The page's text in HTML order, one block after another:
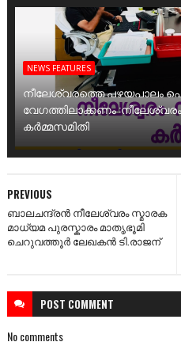
NEWS FEATURES
നീലേശ്വരത്തെ പഴയപാലം
വേഗത്തിലാക്കണം
കർമ്മസമിതി
PREVIOUS
ബാലചന്ദ്രൻ നീലേശ്വരം സ്മാരക
മാധ്യമ പുരസ്കാരം മാതൃഭൂമി
ചെറുവത്തൂർ ലേഖകൻ ടി.രാജന്
POST COMMENT
No comments